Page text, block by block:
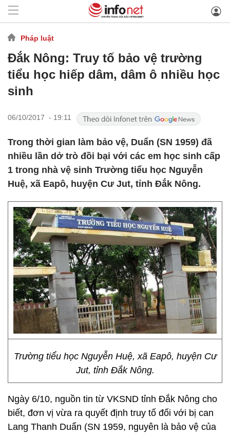
Pháp luật
Đắk Nông: Truy tố bảo vệ trường
tiểu học hiếp dâm, dâm ô nhiều học
sinh
06/10/2017 - 19:11
Trong thời gian làm bảo vệ, Duẩn (SN 1959) đã
nhiều lần dở trò đồi bại với các em học sinh cấp
1 trong nhà vệ sinh Trường tiểu học Nguyễn
Huệ, xã Eapô, huyện Cư Jut, tỉnh Đắk Nông.
Trường tiểu học Nguyễn Huệ, xã Eapô, huyện Cư
Jut, tỉnh Đắk Nông.
Ngày 6/10, nguồn tin từ VKSND tỉnh Đắk Nông cho
biết, đơn vị vừa ra quyết định truy tố đối với bị can
Lang Thanh Duẩn (SN 1959, nguyên là bảo vệ của